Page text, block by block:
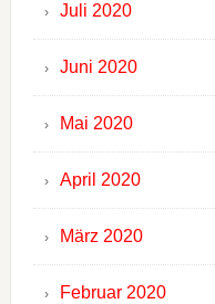
Juli 2020
Juni 2020
Mai 2020
April 2020
März 2020
Februar 2020